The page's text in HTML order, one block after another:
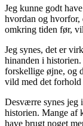
Jeg kunne godt
hvordan og
omkring tiden før,
Jeg synes, det er
hinanden i historien.
forskellige øjne, og
vild med det
Desværre synes jeg
historien. Mange af
have brugt noget